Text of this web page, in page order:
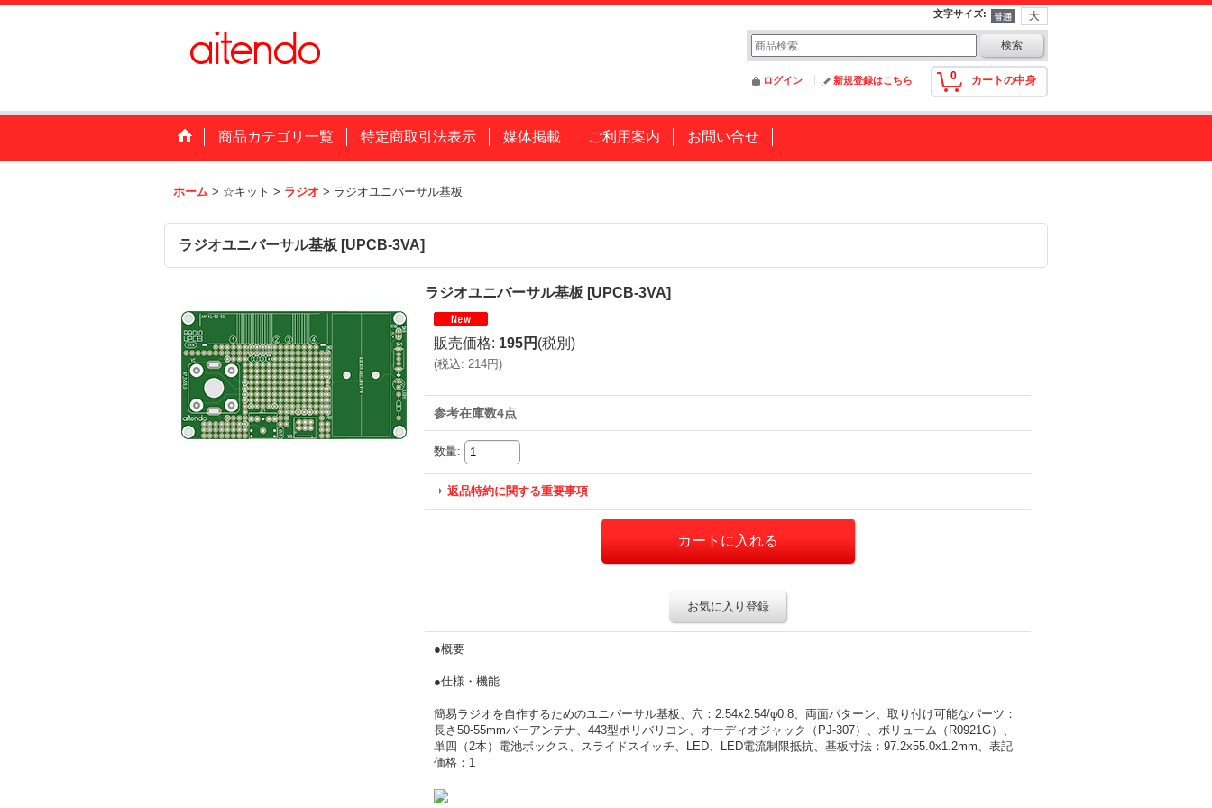
文字サイズ:
0 カートの中身
ログイン 新規登録はこちら
商品カテゴリ一覧 特定商取引法表示 媒体掲載 ご利用案内 お問い合せ
ホーム > ☆キット > ラジオ > ラジオユニバーサル基板
ラジオユニバーサル基板 [UPCB-3VA]
ラジオユニバーサル基板 [UPCB-3VA]
販売価格: 195円 (税別)
(税込: 214円)
参考在庫数4点
数量:
返品特約に関する重要事項
お気に入り登録
●概要
●仕様・機能
簡易ラジオを自作するためのユニバーサル基板、穴：2.54x2.54/φ0.8、両面パターン、取り付け可能なパーツ：
長さ50-55mmバーアンテナ、443型ポリバリコン、オーディオジャック（PJ-307）、ボリューム（R0921G）、
単四（2本）電池ボックス、スライドスイッチ、LED、LED電流制限抵抗、基板寸法：97.2x55.0x1.2mm、表記
価格：1